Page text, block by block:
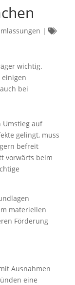
|
wichtig.
einigen
bei
Umstieg auf
gelingt, muss
befreit
vorwärts beim
materiellen
Förderung
Ausnahmen
eine